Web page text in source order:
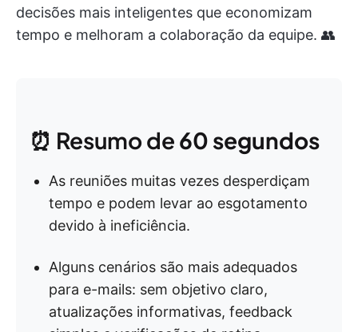
decisões mais inteligentes que economizam
tempo e melhoram a colaboração da equipe. 👥
⏰ Resumo de 60 segundos
As reuniões muitas vezes desperdiçam
tempo e podem levar ao esgotamento
devido à ineficiência.
Alguns cenários são mais adequados
para e-mails: sem objetivo claro,
atualizações informativas, feedback